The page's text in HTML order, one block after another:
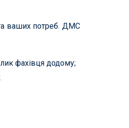
ваших потреб. ДМС
фахівця додому;